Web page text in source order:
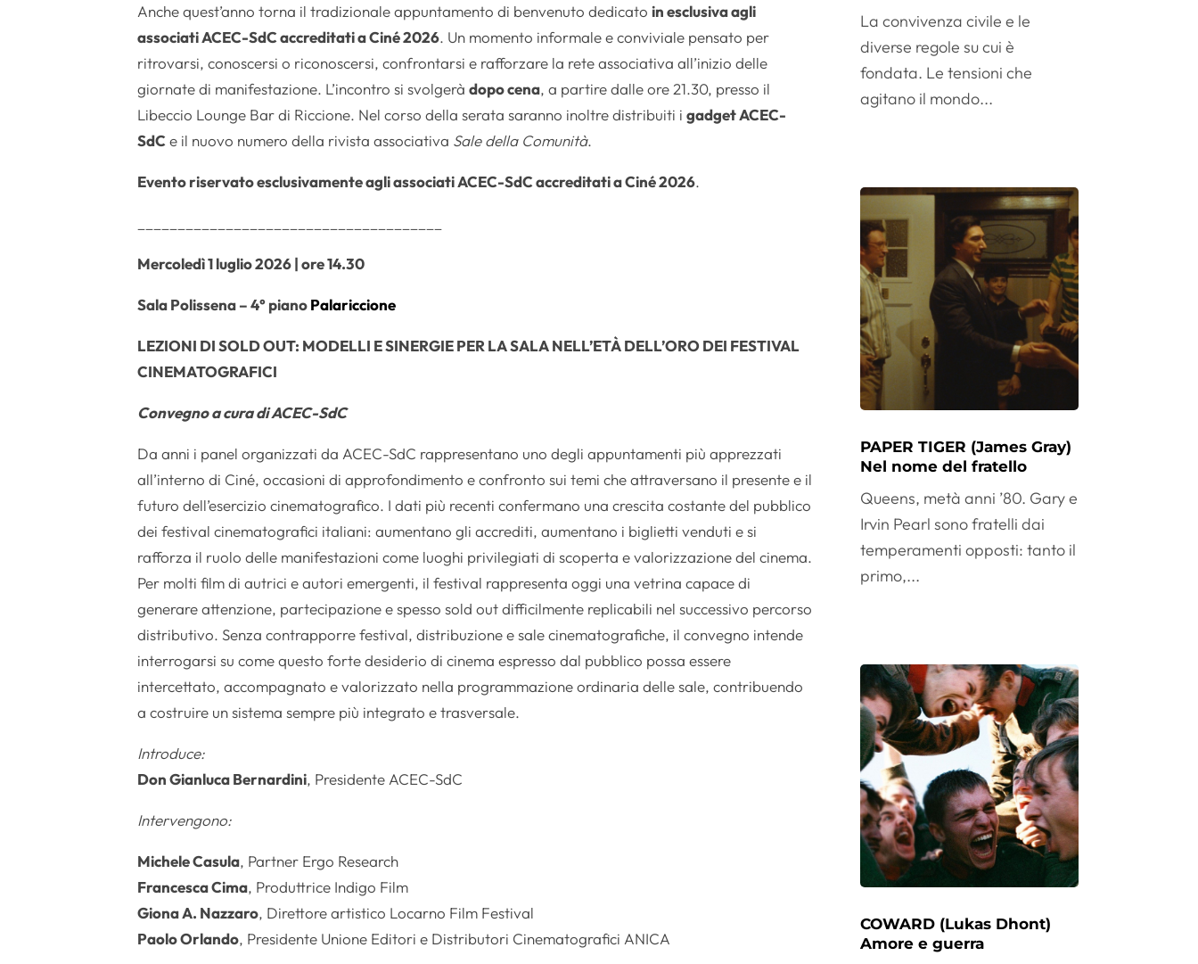
Anche quest’anno torna il tradizionale appuntamento di benvenuto dedicato in esclusiva agli
associati ACEC-SdC accreditati a Ciné 2026. Un momento informale e conviviale pensato per
ritrovarsi, conoscersi o riconoscersi, confrontarsi e rafforzare la rete associativa all’inizio delle
giornate di manifestazione. L’incontro si svolgeràdopo cena, a partire dalle ore 21.30, presso il
Libeccio Lounge Bar di Riccione. Nel corso della serata saranno inoltre distribuiti igadget ACEC-
SdCe il nuovo numero della rivista associativa Sale della Comunità.
Evento riservato esclusivamente agli associati ACEC-SdC accreditati a Ciné 2026.
Mercoledì 1 luglio 2026 | ore 14.30
Sala Polissena – 4° pianoPalariccione
LEZIONI DI SOLD OUT: MODELLI E SINERGIE PER LA SALA NELL’ETÀ DELL’ORO DEI FESTIVAL
CINEMATOGRAFICI
Convegno a cura di ACEC-SdC
Da anni i panel organizzati da ACEC-SdC rappresentano uno degli appuntamenti più apprezzati
all’interno di Ciné, occasioni di approfondimento e confronto sui temi che attraversano il presente e il
futuro dell’esercizio cinematografico. I dati più recenti confermano una crescita costante del pubblico
dei festival cinematografici italiani: aumentano gli accrediti, aumentano i biglietti venduti e si
rafforza il ruolo delle manifestazioni come luoghi privilegiati di scoperta e valorizzazione del cinema.
Per molti film di autrici e autori emergenti, il festival rappresenta oggi una vetrina capace di
generare attenzione, partecipazione e spesso sold out difficilmente replicabili nel successivo percorso
distributivo. Senza contrapporre festival, distribuzione e sale cinematografiche, il convegno intende
interrogarsi su come questo forte desiderio di cinema espresso dal pubblico possa essere
intercettato, accompagnato e valorizzato nella programmazione ordinaria delle sale, contribuendo
a costruire un sistema sempre più integrato e trasversale.
Introduce:
Don Gianluca Bernardini, Presidente ACEC-SdC
Intervengono:
Michele Casula, Partner Ergo Research
Francesca Cima, Produttrice Indigo Film
Giona A. Nazzaro, Direttore artistico Locarno Film Festival
Paolo Orlando, Presidente Unione Editori e Distributori Cinematografici ANICA
La convivenza civile e le
diverse regole su cui è
fondata. Le tensioni che
agitano il mondo...
PAPER TIGER (James Gray)
Nel nome del fratello
Queens, metà anni ’80. Gary e
Irvin Pearl sono fratelli dai
temperamenti opposti: tanto il
primo,...
COWARD (Lukas Dhont)
Amore e guerra